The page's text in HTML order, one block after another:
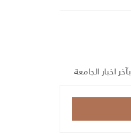
اخبار الجامعة